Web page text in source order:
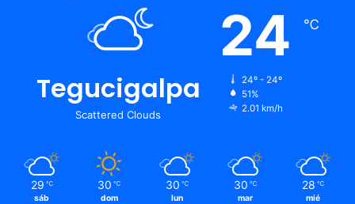
Tegucigalpa
Scattered Clouds
24 ℃
24º - 24º
51%
2.01 km/h
29 ℃
sáb
30 ℃
dom
30 ℃
lun
30 ℃
mar
28 ℃
mié